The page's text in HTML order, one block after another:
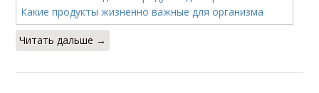
Читать дальше →